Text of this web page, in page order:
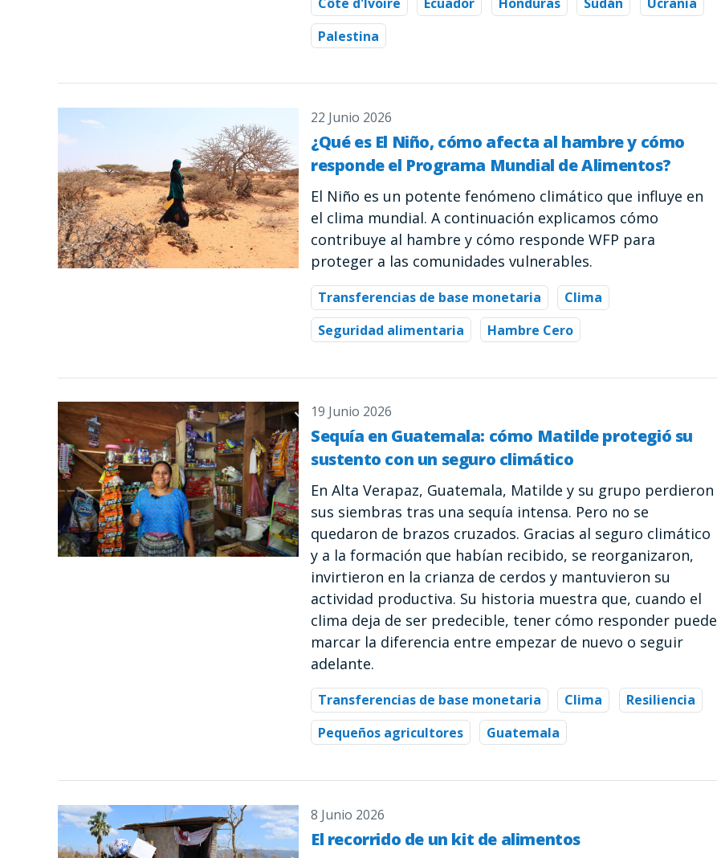
Palestina
22 Junio 2026
¿Qué es El Niño, cómo afecta al hambre y cómo
responde el Programa Mundial de Alimentos?
El Niño es un potente fenómeno climático que influye en
el clima mundial. A continuación explicamos cómo
contribuye al hambre y cómo responde WFP para
proteger a las comunidades vulnerables.
Transferencias de base monetaria
Clima
Seguridad alimentaria
Hambre Cero
19 Junio 2026
Sequía en Guatemala: cómo Matilde protegió su
sustento con un seguro climático
En Alta Verapaz, Guatemala, Matilde y su grupo perdieron
sus siembras tras una sequía intensa. Pero no se
quedaron de brazos cruzados. Gracias al seguro climático
y a la formación que habían recibido, se reorganizaron,
invirtieron en la crianza de cerdos y mantuvieron su
actividad productiva. Su historia muestra que, cuando el
clima deja de ser predecible, tener cómo responder puede
marcar la diferencia entre empezar de nuevo o seguir
adelante.
Transferencias de base monetaria Clima
Resiliencia
Pequeños agricultores
Guatemala
8 Junio 2026
El recorrido de un kit de alimentos